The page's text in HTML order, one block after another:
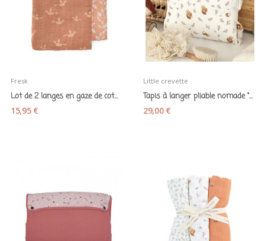
Fresk
Lot de 2 langes en gaze de coton bio "Oiseaux"...
15,95 €
Little crevette
Tapis à langer pliable nomade " Ecureuils et...
29,00 €